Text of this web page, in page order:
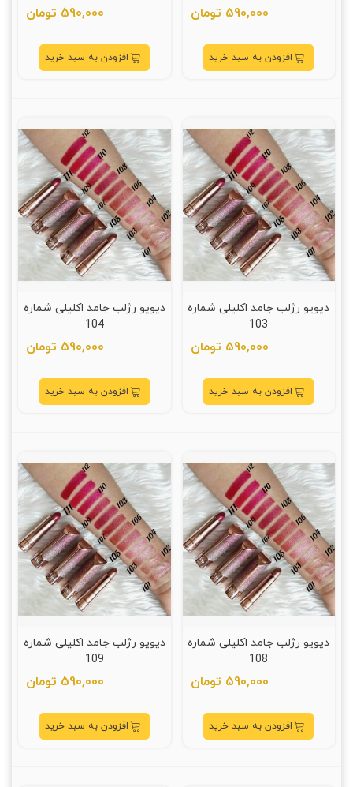
590,000 تومان
افزودن به سبد خرید
590,000 تومان
افزودن به سبد خرید
دیویو رژلب جامد اکلیلی شماره
103
590,000 تومان
افزودن به سبد خرید
دیویو رژلب جامد اکلیلی شماره
104
590,000 تومان
افزودن به سبد خرید
دیویو رژلب جامد اکلیلی شماره
108
590,000 تومان
افزودن به سبد خرید
دیویو رژلب جامد اکلیلی شماره
109
590,000 تومان
افزودن به سبد خرید